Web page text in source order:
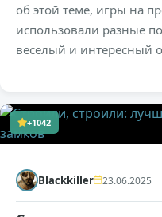
об этой теме, игры на
использовали разные
веселый и интересный
+1042
Blackkiller 23.06.2025